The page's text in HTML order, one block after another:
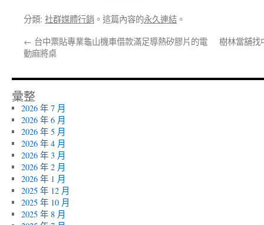
分類: 社群媒體行銷 。這篇內容的永久連結 。
← 台中票貼專業龜山機車借款滿足導熱矽膠片的電
動麻將桌
樹林當舖找
彙整
2026 年 7 月
2026 年 6 月
2026 年 5 月
2026 年 4 月
2026 年 3 月
2026 年 2 月
2026 年 1 月
2025 年 12 月
2025 年 10 月
2025 年 8 月